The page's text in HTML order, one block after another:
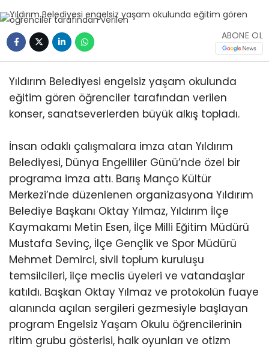
ABONE OL
Yıldırım Belediyesi engelsiz yaşam okulunda
eğitim gören öğrenciler tarafından verilen
konser, sanatseverlerden büyük alkış topladı.
İnsan odaklı çalışmalara imza atan Yıldırım
Belediyesi, Dünya Engelliler Günü’nde özel bir
programa imza attı. Barış Manço Kültür
Merkezi’nde düzenlenen organizasyona Yıldırım
Belediye Başkanı Oktay Yılmaz, Yıldırım İlçe
Kaymakamı Metin Esen, İlçe Milli Eğitim Müdürü
Mustafa Sevinç, İlçe Gençlik ve Spor Müdürü
Mehmet Demirci, sivil toplum kuruluşu
temsilcileri, ilçe meclis üyeleri ve vatandaşlar
katıldı. Başkan Oktay Yılmaz ve protokolün fuaye
alanında açılan sergileri gezmesiyle başlayan
program Engelsiz Yaşam Okulu öğrencilerinin
ritim grubu gösterisi, halk oyunları ve otizm